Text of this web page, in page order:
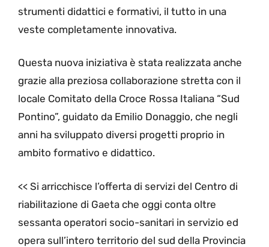
strumenti didattici e formativi, il tutto in una
veste completamente innovativa.
Questa nuova iniziativa è stata realizzata anche
grazie alla preziosa collaborazione stretta con il
locale Comitato della Croce Rossa Italiana “Sud
Pontino”, guidato da Emilio Donaggio, che negli
anni ha sviluppato diversi progetti proprio in
ambito formativo e didattico.
<< Si arricchisce l’offerta di servizi del Centro di
riabilitazione di Gaeta che oggi conta oltre
sessanta operatori socio-sanitari in servizio ed
opera sull’intero territorio del sud della Provincia